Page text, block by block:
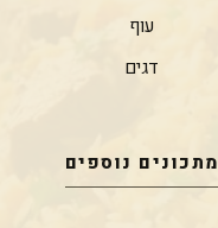
עוף
דגים
מתכונים נוספים